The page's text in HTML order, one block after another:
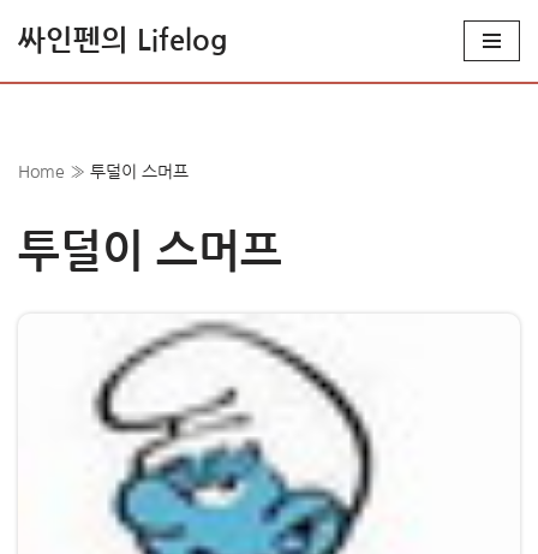
로
너
뛰
싸인펜의 Lifelog
Home » 투덜이 스머프
투덜이 스머프